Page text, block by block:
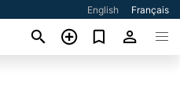
English Français